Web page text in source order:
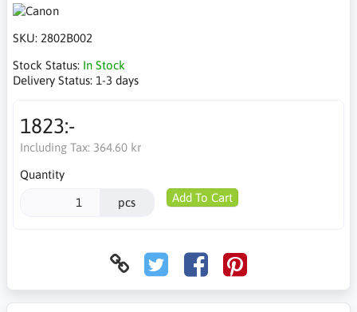
SKU: 2802B002
Stock Status: In Stock
Delivery Status: 1-3 days
1823:-
Including Tax: 364.60 kr
Quantity
pcs Add To Cart